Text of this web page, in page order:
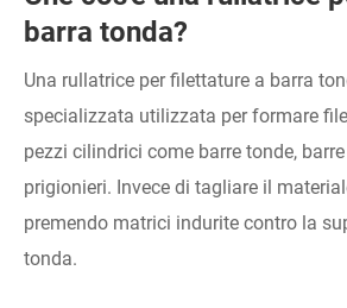
barra tonda?
Una rullatrice per filettature a barra
specializzata utilizzata per formare
pezzi cilindrici come barre tonde,
prigionieri. Invece di tagliare il
premendo matrici indurite contro la
tonda.